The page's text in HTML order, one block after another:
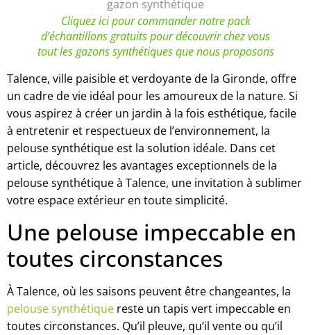
Cliquez ici pour commander notre pack
d’échantillons gratuits pour découvrir chez vous
tout les gazons synthétiques que nous proposons
Talence, ville paisible et verdoyante de la Gironde, offre
un cadre de vie idéal pour les amoureux de la nature. Si
vous aspirez à créer un jardin à la fois esthétique, facile
à entretenir et respectueux de l’environnement, la
pelouse synthétique est la solution idéale. Dans cet
article, découvrez les avantages exceptionnels de la
pelouse synthétique à Talence, une invitation à sublimer
votre espace extérieur en toute simplicité.
Une pelouse impeccable en
toutes circonstances
À Talence, où les saisons peuvent être changeantes, la
pelouse synthétique reste un tapis vert impeccable en
toutes circonstances. Qu’il pleuve, qu’il vente ou qu’il